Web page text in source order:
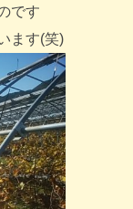
です
ます(笑)